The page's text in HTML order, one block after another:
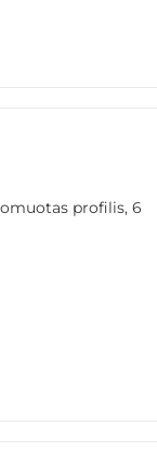
profilis, 6